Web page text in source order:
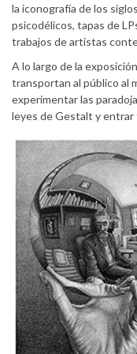
la iconografía de los
psicodélicos, tapas de
trabajos de artistas
A lo largo de la
transportan al público al
experimentar las
leyes de Gestalt y entrar